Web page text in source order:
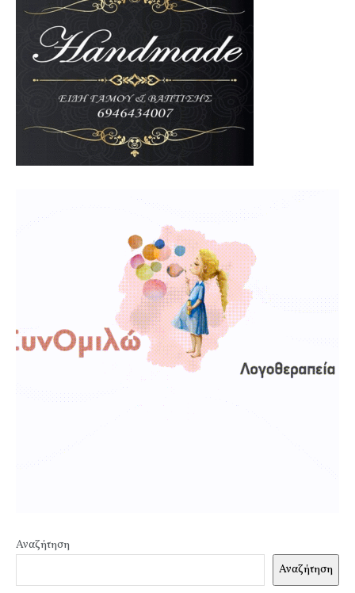
Αναζήτηση
Αναζήτηση